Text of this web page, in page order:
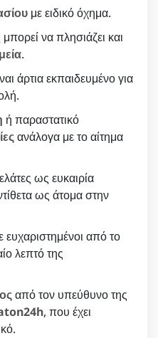
με ειδικό όχημα.
να πλησιάζει και
.
άρτια εκπαιδευμένο για
ή παραστατικό
ανάλογα με το αίτημα
ως ευκαιρία
ως άτομα στην
ευχαριστημένοι από το
λεπτό της
από τον υπεύθυνο της
, που έχει